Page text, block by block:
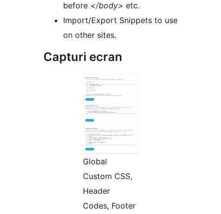
before </body> etc.
Import/Export Snippets to use
on other sites.
Capturi ecran
Global
Custom CSS,
Header
Codes, Footer